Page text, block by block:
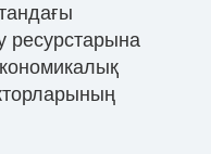
ресурстарына